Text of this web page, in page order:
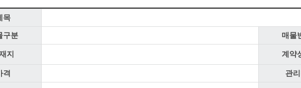
목
구분 매물
지 계약
격 관리